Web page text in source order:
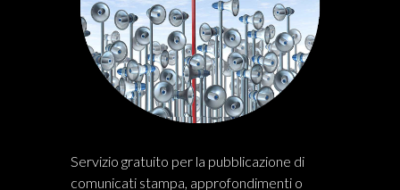
Servizio gratuito per la pubblicazione di
comunicati stampa, approfondimenti o